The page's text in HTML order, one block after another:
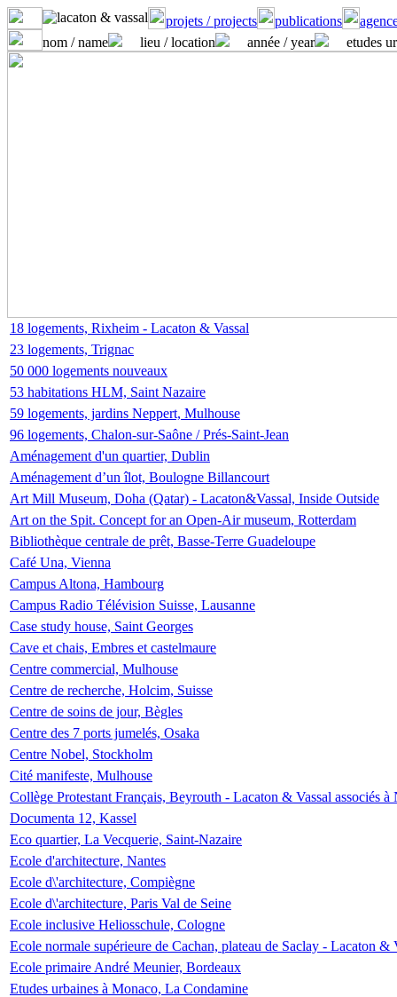
projets / projects publications
nom / name
lieu / location année / year etudes
18 logements, Rixheim - Lacaton & Vassal
23 logements, Trignac
50 000 logements nouveaux
53 habitations HLM, Saint Nazaire
59 logements, jardins Neppert, Mulhouse
96 logements, Chalon-sur-Saône / Prés-Saint-Jean
Aménagement d'un quartier, Dublin
Aménagement d’un îlot, Boulogne Billancourt
Art Mill Museum, Doha (Qatar) - Lacaton&Vassal, Inside Outside
Art on the Spit. Concept for an Open-Air museum, Rotterdam
Bibliothèque centrale de prêt, Basse-Terre Guadeloupe
Café Una, Vienna
Campus Altona, Hambourg
Campus Radio Télévision Suisse, Lausanne
Case study house, Saint Georges
Cave et chais, Embres et castelmaure
Centre commercial, Mulhouse
Centre de recherche, Holcim, Suisse
Centre de soins de jour, Bègles
Centre des 7 ports jumelés, Osaka
Centre Nobel, Stockholm
Cité manifeste, Mulhouse
Collège Protestant Français, Beyrouth - Lacaton & Vassal associés
Documenta 12, Kassel
Eco quartier, La Vecquerie, Saint-Nazaire
Ecole d'architecture, Nantes
Ecole d\'architecture, Compiègne
Ecole d\'architecture, Paris Val de Seine
Ecole inclusive Heliosschule, Cologne
Ecole normale supérieure de Cachan, plateau de Saclay - Lacaton &
Ecole primaire André Meunier, Bordeaux
Etudes urbaines à Monaco, La Condamine